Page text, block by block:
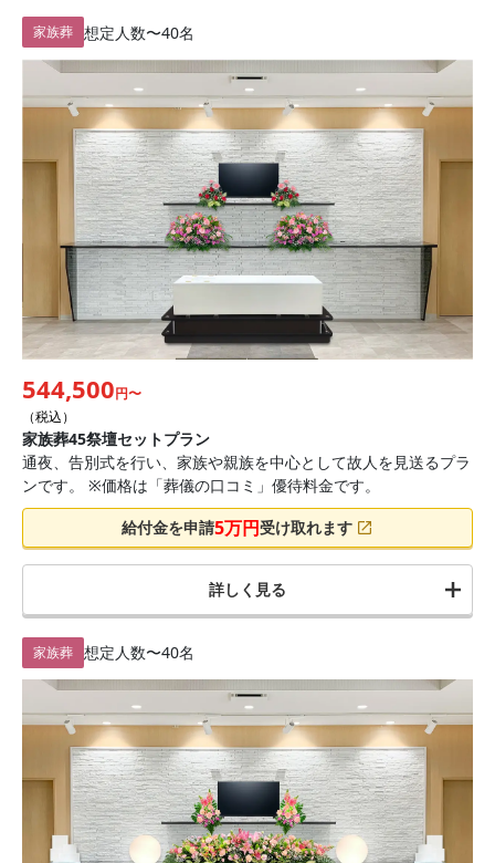
家族葬 想定人数〜40名
544,500円〜
（税込）
家族葬45祭壇セットプラン
通夜、告別式を行い、家族や親族を中心として故人を見送るプラ
ンです。 ※価格は「葬儀の口コミ」優待料金です。
給付金を申請5万円受け取れます
詳しく見る
家族葬 想定人数〜40名